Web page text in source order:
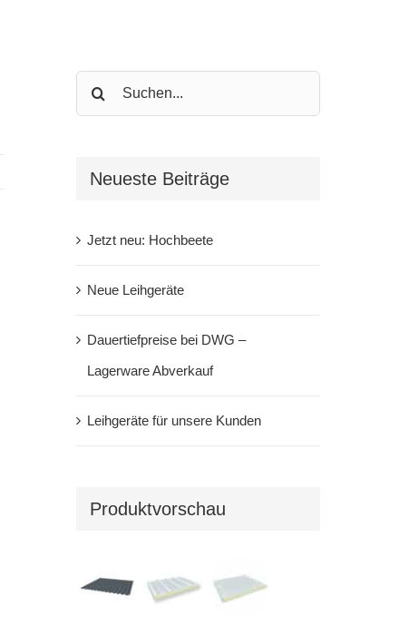
Search
for:
Neueste Beiträge
Jetzt neu: Hochbeete
Neue Leihgeräte
Dauertiefpreise bei DWG –
Lagerware Abverkauf
Leihgeräte für unsere Kunden
Produktvorschau